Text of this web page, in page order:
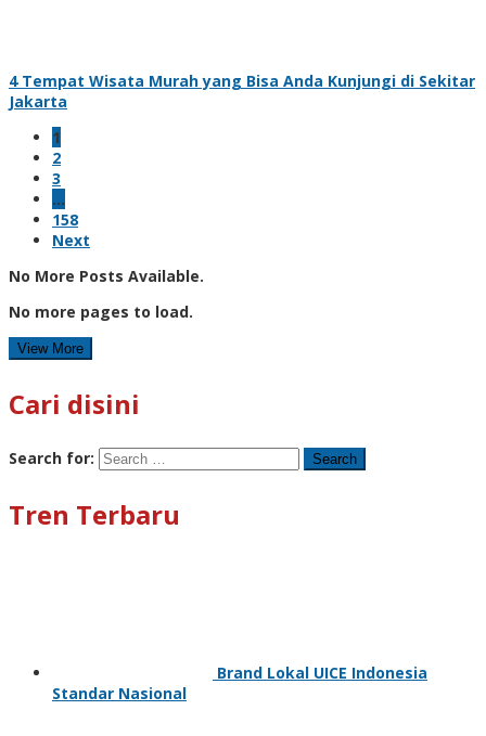
4 Tempat Wisata Murah yang Bisa Anda Kunjungi di Sekitar
Jakarta
1
2
3
…
158
Next
No More Posts Available.
No more pages to load.
View More
Cari disini
Search for:
Tren Terbaru
Brand Lokal UICE Indonesia
Standar Nasional